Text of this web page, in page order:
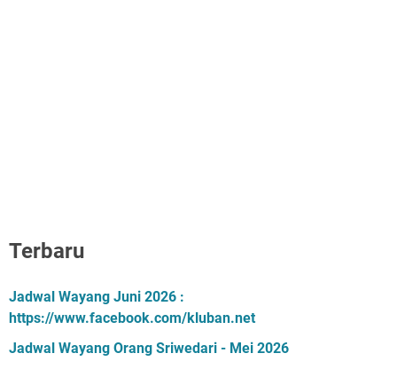
Terbaru
Jadwal Wayang Juni 2026 :
https://www.facebook.com/kluban.net
Jadwal Wayang Orang Sriwedari - Mei 2026